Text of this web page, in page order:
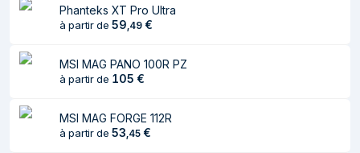
Informations sur l'emballage
Profondeur du colis 186 mm
Refroidissement
Phanteks XT Pro Ultra
à partir de 59 49 €
MSI MAG PANO 100R PZ
à partir de 105 €
MSI MAG FORGE 112R
à partir de 53 45 €